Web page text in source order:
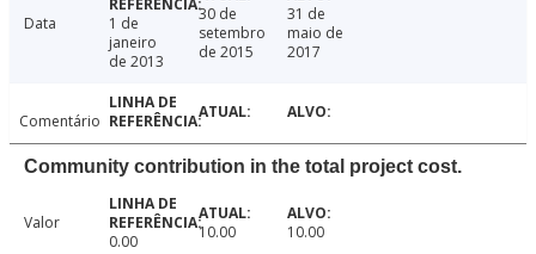
Data
1 de
janeiro
de 2013
30 de
setembro
de 2015
31 de
maio de
2017
Comentário
Community contribution in the total project cost.
Valor
0.00
10.00 10.00